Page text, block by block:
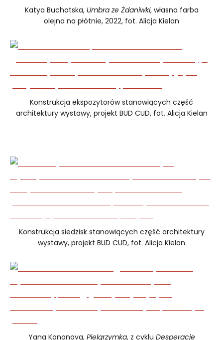
Katya Buchatska, Umbra ze Żdaniwki, własna farba
olejna na płótnie, 2022, fot. Alicja Kielan
Konstrukcja ekspozytorów stanowiących część
architektury wystawy, projekt BUD CUD, fot. Alicja Kielan
Konstrukcja siedzisk stanowiących część architektury
wystawy, projekt BUD CUD, fot. Alicja Kielan
Yana Kononova, Pielgrzymka, z cyklu Desperacje